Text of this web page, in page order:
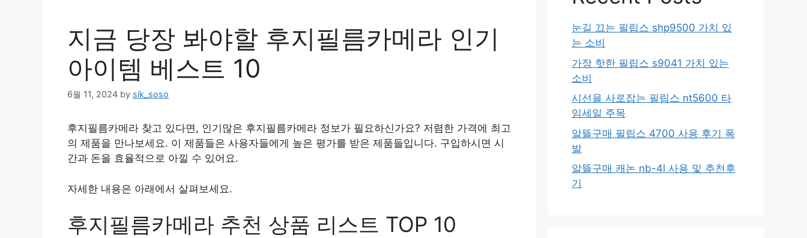
지금 당장 봐야할 후지필름카메라 인기
아이템 베스트 10
6월 11, 2024 by sik_soso
후지필름카메라 찾고 있다면, 인기많은 후지필름카메라 정보가 필요하신가요? 저렴한 가격에 최고
의 제품을 만나보세요. 이 제품들은 사용자들에게 높은 평가를 받은 제품들입니다. 구입하시면 시
간과 돈을 효율적으로 아낄 수 있어요.
자세한 내용은 아래에서 살펴보세요.
후지필름카메라 추천 상품 리스트 TOP 10
눈길 끄는 필립스 shp9500 가치 있
는 소비
가장 핫한 필립스 s9041 가치 있는
소비
시선을 사로잡는 필립스 nt5600 타
임세일 주목
알뜰구매 필립스 4700 사용 후기 폭
발
알뜰구매 캐논 nb-4l 사용 및 추천후
기